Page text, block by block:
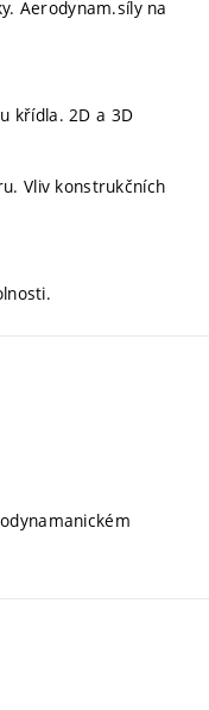
Aerodynam.síly na
křídla. 2D a 3D
Vliv konstrukčních